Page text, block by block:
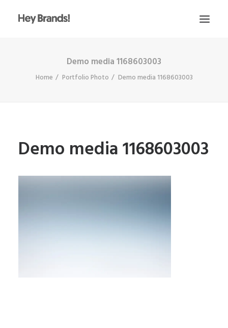
CONÓCENOS
ESCRÍBENOS
Demo media 1168603003
Home Portfolio Photo Demo media 1168603003
Demo media 1168603003